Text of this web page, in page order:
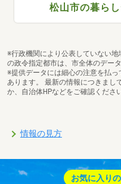
松山市の暮ら
※行政機関により公表していない
の政令指定都市は、市全体のデー
※提供データには細心の注意を払
あります。 最新の情報につきまし
か、自治体HPなどをご確認ください
情報の見方
お気に入り